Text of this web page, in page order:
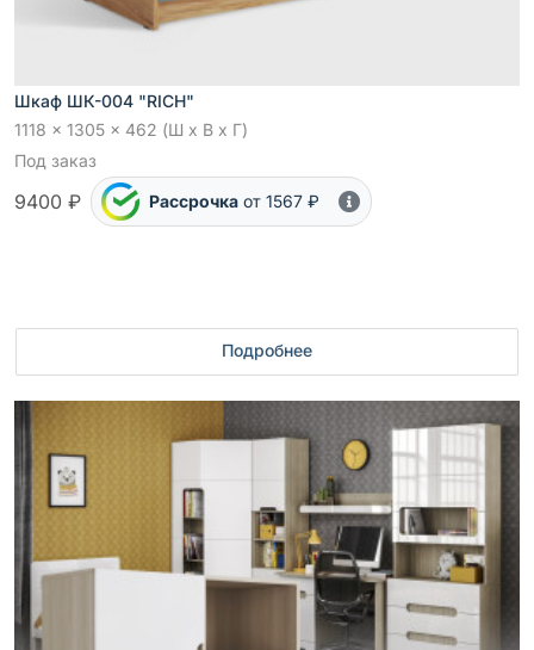
Шкаф ШК-004 "RICH"
1118 x 1305 x 462 (Ш x В x Г)
Под заказ
9400 ₽ Рассрочка от 1567 ₽
Подробнее